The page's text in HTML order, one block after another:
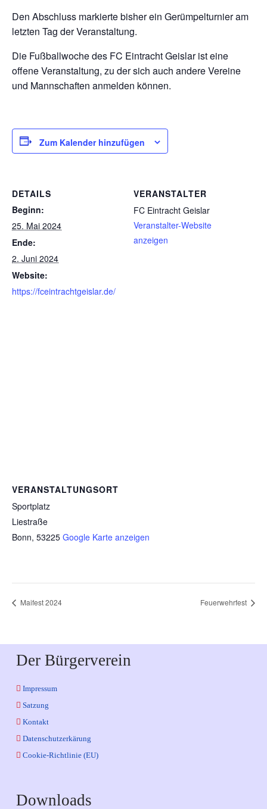
Den Abschluss markierte bisher ein Gerümpelturnier am
letzten Tag der Veranstaltung.
Die Fußballwoche des FC Eintracht Geislar ist eine
offene Veranstaltung, zu der sich auch andere Vereine
und Mannschaften anmelden können.
Zum Kalender hinzufügen
DETAILS
Beginn:
25. Mai 2024
Ende:
2. Juni 2024
Website:
https://fceintrachtgeislar.de/
VERANSTALTER
FC Eintracht Geislar
Veranstalter-Website
anzeigen
VERANSTALTUNGSORT
Sportplatz
Liestraße
Bonn, 53225 Google Karte anzeigen
Maifest 2024 Feuerwehrfest
Der Bürgerverein
Impressum
Satzung
Kontakt
Datenschutzerkärung
Cookie-Richtlinie (EU)
Downloads